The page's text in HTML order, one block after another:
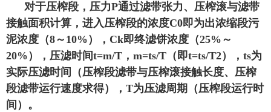
对于压榨段，压力P通过滤带张力、压榨滚与滤带
接触面积计算，进入压榨段的浓度C0即为出浓缩段污
泥浓度（8～10%），Ck即终滤饼浓度（25%～
20%），压滤时间t=m/T，m=ts/T（即t=ts/T2），ts为
实际压滤时间（压榨段滤带与压榨滚接触长度、压榨
段滤带运行速度求得），T为压滤周期（压榨段运行时
间）。